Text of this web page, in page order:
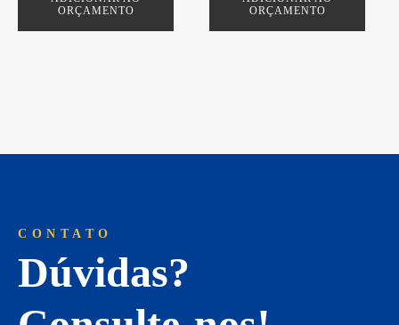
ORÇAMENTO
ORÇAMENTO
CONTATO
Dúvidas?